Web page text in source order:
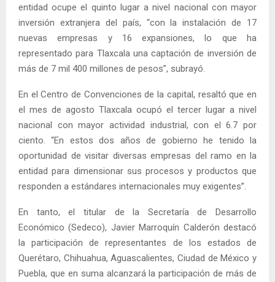
entidad ocupe el quinto lugar a nivel nacional con mayor
inversión extranjera del país, “con la instalación de 17
nuevas empresas y 16 expansiones, lo que ha
representado para Tlaxcala una captación de inversión de
más de 7 mil 400 millones de pesos”, subrayó.
En el Centro de Convenciones de la capital, resaltó que en
el mes de agosto Tlaxcala ocupó el tercer lugar a nivel
nacional con mayor actividad industrial, con el 6.7 por
ciento. “En estos dos años de gobierno he tenido la
oportunidad de visitar diversas empresas del ramo en la
entidad para dimensionar sus procesos y productos que
responden a estándares internacionales muy exigentes”.
En tanto, el titular de la Secretaría de Desarrollo
Económico (Sedeco), Javier Marroquín Calderón destacó
la participación de representantes de los estados de
Querétaro, Chihuahua, Aguascalientes, Ciudad de México y
Puebla, que en suma alcanzará la participación de más de